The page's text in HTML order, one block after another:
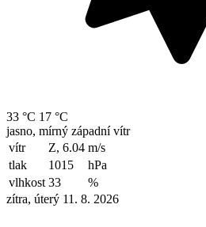
33 °C 17 °C
jasno, mírný západní vítr
vítr
Z, 6.04 m/s
tlak
1015
hPa
vlhkost 33
%
zítra, úterý 11. 8. 2026